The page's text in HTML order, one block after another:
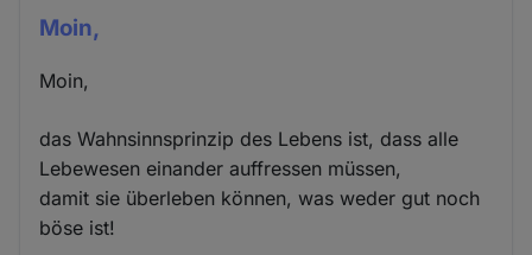
Moin,
Moin,
das Wahnsinnsprinzip des Lebens ist, dass alle
Lebewesen einander auffressen müssen,
damit sie überleben können, was weder gut noch
böse ist!